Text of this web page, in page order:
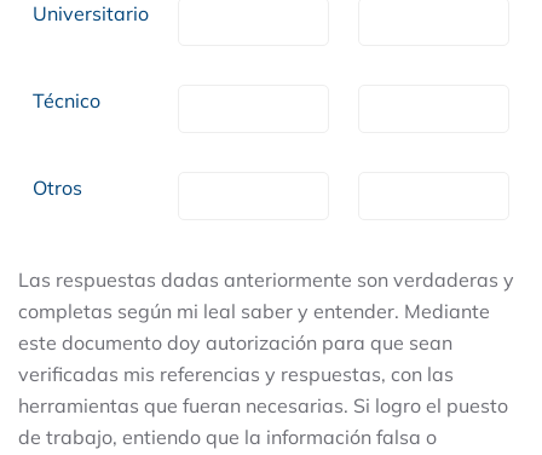
Universitario
Técnico
Otros
Las respuestas dadas anteriormente son verdaderas y
completas según mi leal saber y entender. Mediante
este documento doy autorización para que sean
verificadas mis referencias y respuestas, con las
herramientas que fueran necesarias. Si logro el puesto
de trabajo, entiendo que la información falsa o